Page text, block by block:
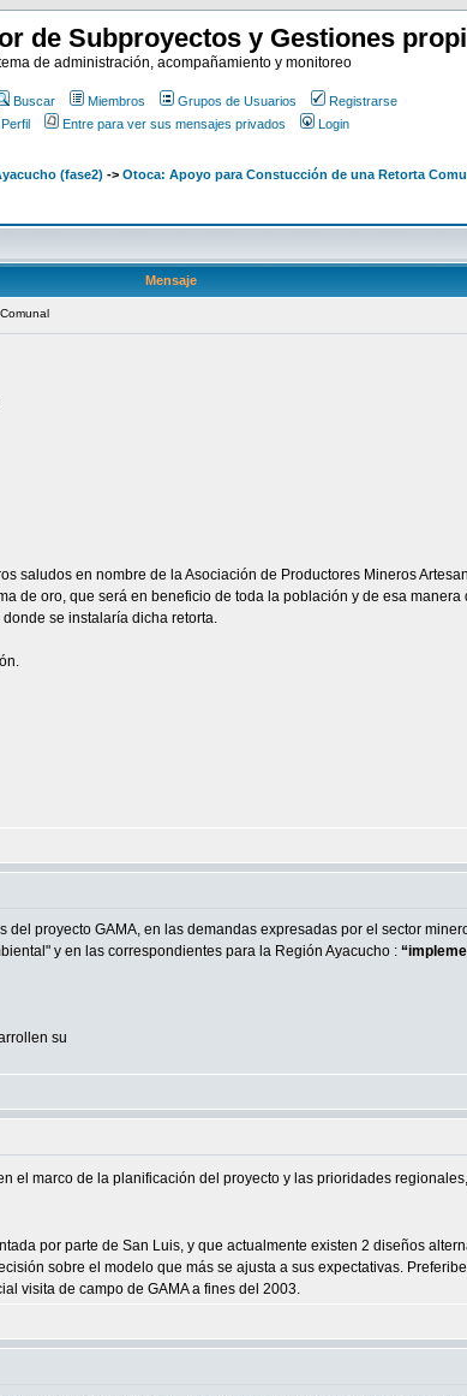
de Subproyectos y Gestiones
de administración, acompañamiento y monitoreo
Buscar Miembros Grupos de Usuarios
Registrarse
Perfil
Entre para ver sus mensajes privados Login
(fase2) -> Otoca: Apoyo para Constucción de una Retorta
Mensaje
saludos en nombre de la Asociación de Productores Mineros
de oro, que será en beneficio de toda la población y de esa
se instalaría dicha retorta.
proyecto GAMA, en las demandas expresadas por el sector
y en las correspondientes para la Región Ayacucho :
su
el marco de la planificación del proyecto y las prioridades
por parte de San Luis, y que actualmente existen 2 diseños
sobre el modelo que más se ajusta a sus expectativas.
visita de campo de GAMA a fines del 2003.